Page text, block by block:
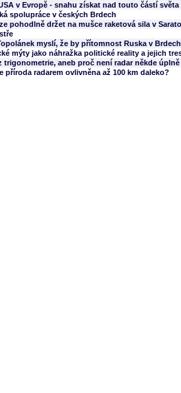
v Evropě - snahu získat nad touto částí
spolupráce v českých Brdech
pohodlně držet na mušce raketová sila v
myslí, že by přítomnost Ruska v
mýty jako náhražka politické reality a jejich
trigonometrie, aneb proč není radar někde
příroda radarem ovlivněna až 100 km daleko?